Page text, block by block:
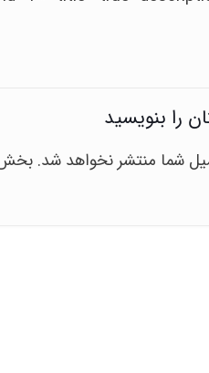
را بنویسید
شما منتشر نخواهد شد.